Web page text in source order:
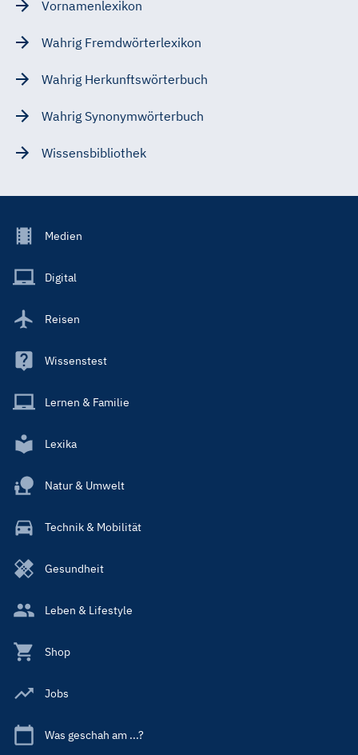
Vornamenlexikon
Wahrig Fremdwörterlexikon
Wahrig Herkunftswörterbuch
Wahrig Synonymwörterbuch
Wissensbibliothek
Footer
Main
Medien
Digital
Reisen
Wissenstest
Lernen & Familie
Lexika
Natur & Umwelt
Technik & Mobilität
Gesundheit
Leben & Lifestyle
Shop
Jobs
Was geschah am ...?